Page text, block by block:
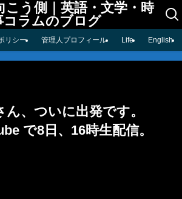
こう側｜英語・文学・時
コラムのブログ
リシー 管理人プロフィール Life English
ん、ついに出発です。
で8日、16時生配信。